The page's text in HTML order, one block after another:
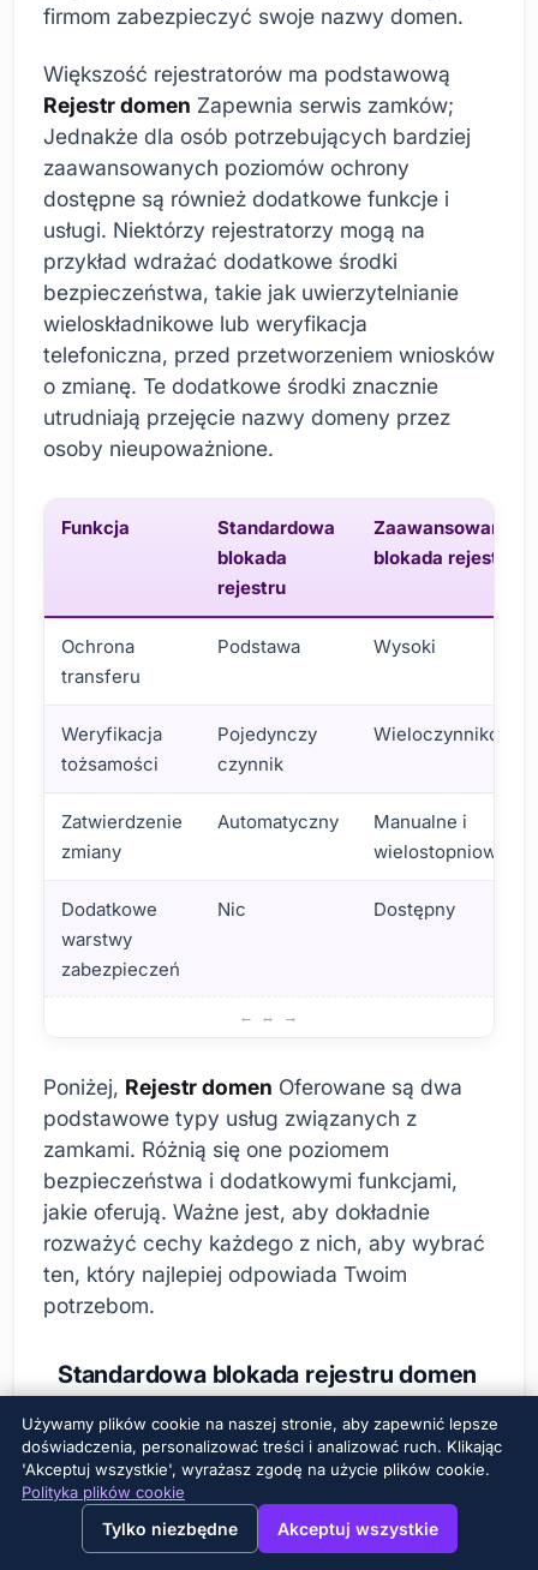
View this page in English?
firmom zabezpieczyć swoje nazwy domen.
Większość rejestratorów ma podstawową
Rejestr domen Zapewnia serwis zamków;
Jednakże dla osób potrzebujących bardziej
zaawansowanych poziomów ochrony
dostępne są również dodatkowe funkcje i
usługi. Niektórzy rejestratorzy mogą na
przykład wdrażać dodatkowe środki
bezpieczeństwa, takie jak uwierzytelnianie
wieloskładnikowe lub weryfikacja
telefoniczna, przed przetworzeniem wniosków
o zmianę. Te dodatkowe środki znacznie
utrudniają przejęcie nazwy domeny przez
osoby nieupoważnione.
Funkcja
Standardowa
blokada
rejestru
Zaawansowana
blokada rejestru
Ochrona
transferu
Podstawa Wysoki
Weryfikacja
tożsamości
Pojedynczy
czynnik
Wieloczynnikowy
Zatwierdzenie
zmiany
Automatyczny
Manualne i
wielostopniowe
Dodatkowe
warstwy
zabezpieczeń
Nic Dostępny
Poniżej, Rejestr domen Oferowane są dwa
podstawowe typy usług związanych z
zamkami. Różnią się one poziomem
bezpieczeństwa i dodatkowymi funkcjami,
jakie oferują. Ważne jest, aby dokładnie
rozważyć cechy każdego z nich, aby wybrać
ten, który najlepiej odpowiada Twoim
potrzebom.
Standardowa blokada rejestru domen
StandardRejestr domenBlokada to
podstawowy poziom ochrony oferowany
przez większość rejestratorów domen. Poziom
ten zapewnia ochronę nazwy domeny przed
nieautoryzowanym transferem. Zazwyczaj po
Używamy plików cookie na naszej stronie, aby zapewnić lepsze
doświadczenia, personalizować treści i analizować ruch. Klikając
'Akceptuj wszystkie', wyrażasz zgodę na użycie plików cookie.
Polityka plików cookie
Tylko niezbędne Akceptuj wszystkie